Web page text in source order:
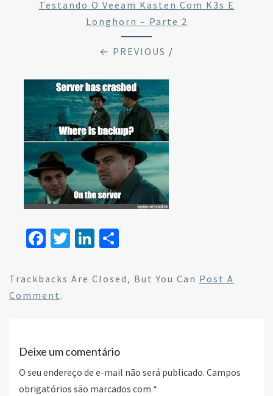
Testando O Veeam Kasten Com K3s E
Longhorn – Parte 2
← PREVIOUS /
Fa
b
o
T
tt
Li
ke ar
Trackbacks Are Closed, But You Can Post A
Comment .
Deixe um comentário
O seu endereço de e-mail não será publicado. Campos
obrigatórios são marcados com *